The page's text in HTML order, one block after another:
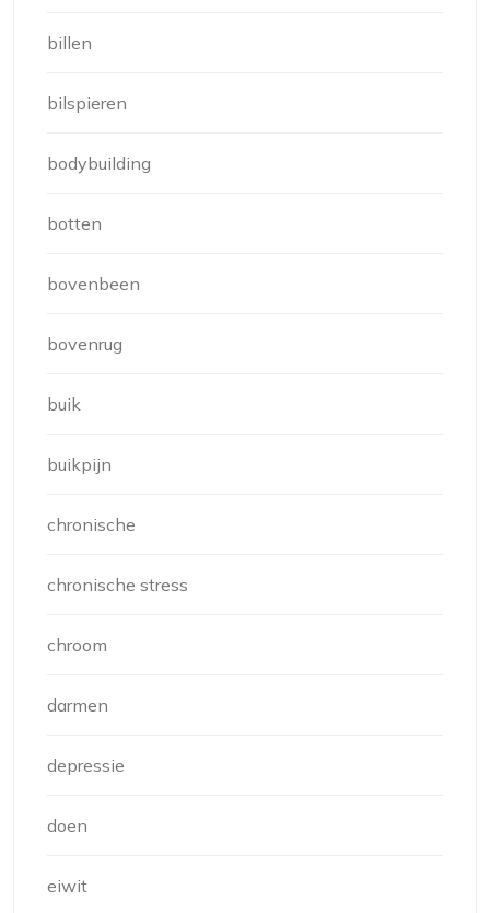
billen
bilspieren
bodybuilding
botten
bovenbeen
bovenrug
buik
buikpijn
chronische
chronische stress
chroom
darmen
depressie
doen
eiwit